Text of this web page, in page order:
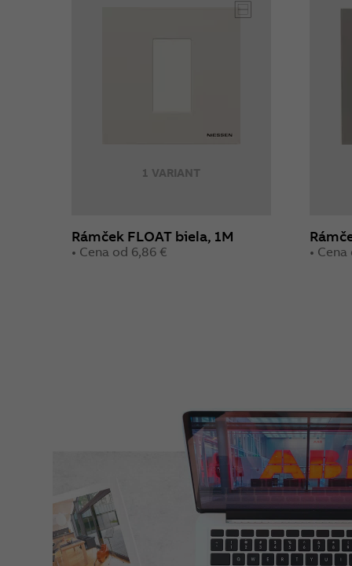
1 VARIANT
Rámček FLOAT biela, 1M
• Cena od 6,86 € •